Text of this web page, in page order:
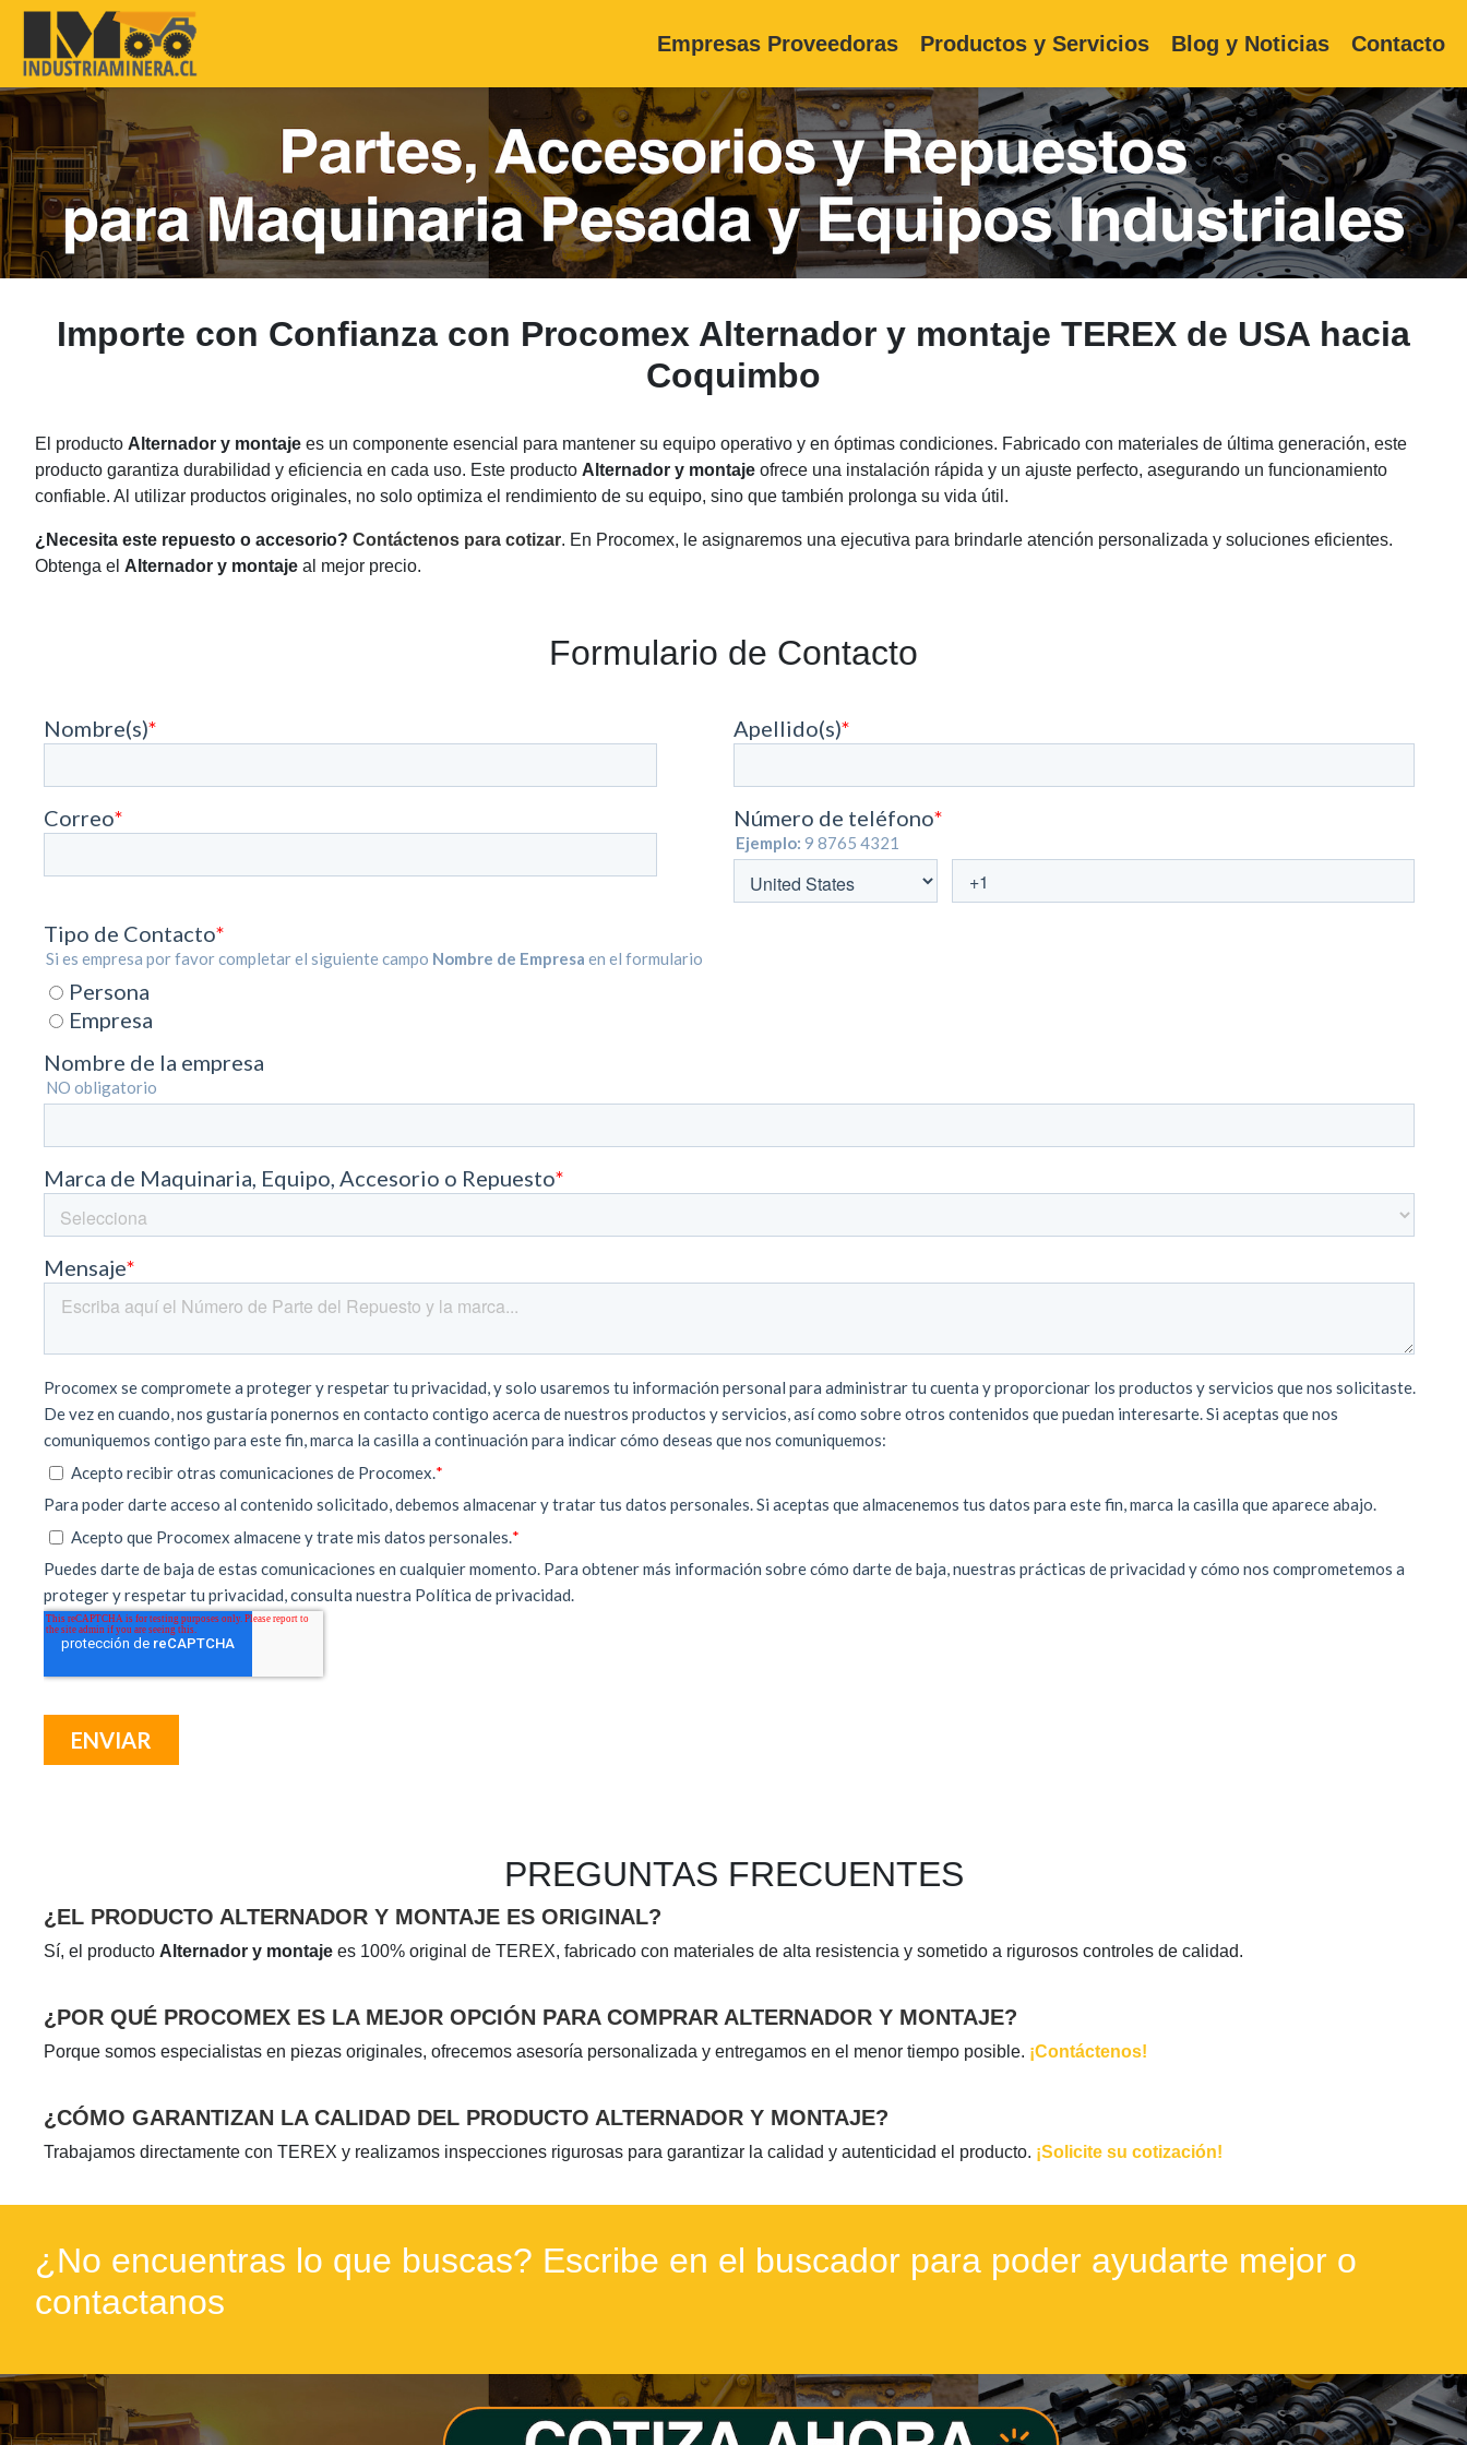
Empresas Proveedoras Productos y Servicios Blog y Noticias Contacto
Importe con Confianza con Procomex Alternador y montaje TEREX de USA hacia
Coquimbo
El producto Alternador y montaje es un componente esencial para mantener su equipo operativo y en óptimas condiciones. Fabricado con materiales de última generación, este
producto garantiza durabilidad y eficiencia en cada uso. Este producto Alternador y montaje ofrece una instalación rápida y un ajuste perfecto, asegurando un funcionamiento
confiable. Al utilizar productos originales, no solo optimiza el rendimiento de su equipo, sino que también prolonga su vida útil.
¿Necesita este repuesto o accesorio? Contáctenos para cotizar. En Procomex, le asignaremos una ejecutiva para brindarle atención personalizada y soluciones eficientes.
Obtenga el Alternador y montaje al mejor precio.
Formulario de Contacto
PREGUNTAS FRECUENTES
¿EL PRODUCTO ALTERNADOR Y MONTAJE ES ORIGINAL?
Sí, el producto Alternador y montaje es 100% original de TEREX, fabricado con materiales de alta resistencia y sometido a rigurosos controles de calidad.
¿POR QUÉ PROCOMEX ES LA MEJOR OPCIÓN PARA COMPRAR ALTERNADOR Y MONTAJE?
Porque somos especialistas en piezas originales, ofrecemos asesoría personalizada y entregamos en el menor tiempo posible. ¡Contáctenos!
¿CÓMO GARANTIZAN LA CALIDAD DEL PRODUCTO ALTERNADOR Y MONTAJE?
Trabajamos directamente con TEREX y realizamos inspecciones rigurosas para garantizar la calidad y autenticidad el producto. ¡Solicite su cotización!
¿No encuentras lo que buscas? Escribe en el buscador para poder ayudarte mejor o
contactanos